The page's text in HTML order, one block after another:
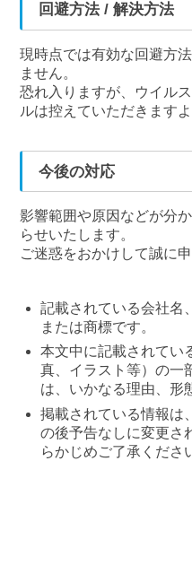
回避方法 / 解決方法
現時点では有効な回避方
ません。
恐れ入りますが、ウイル
ルは控えていただきます
今後の対応
影響範囲や原因などが分
らせいたします。
ご迷惑をおかけして誠に
記載されている会社名
または商標です。
本文中に記載されてい
真、イラスト等）の一
は、いかなる理由、形
掲載されている情報は
の後予告なしに変更さ
らかじめご了承くださ